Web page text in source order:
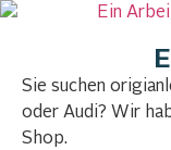
Sie suchen
oder Audi? Wir
Shop.